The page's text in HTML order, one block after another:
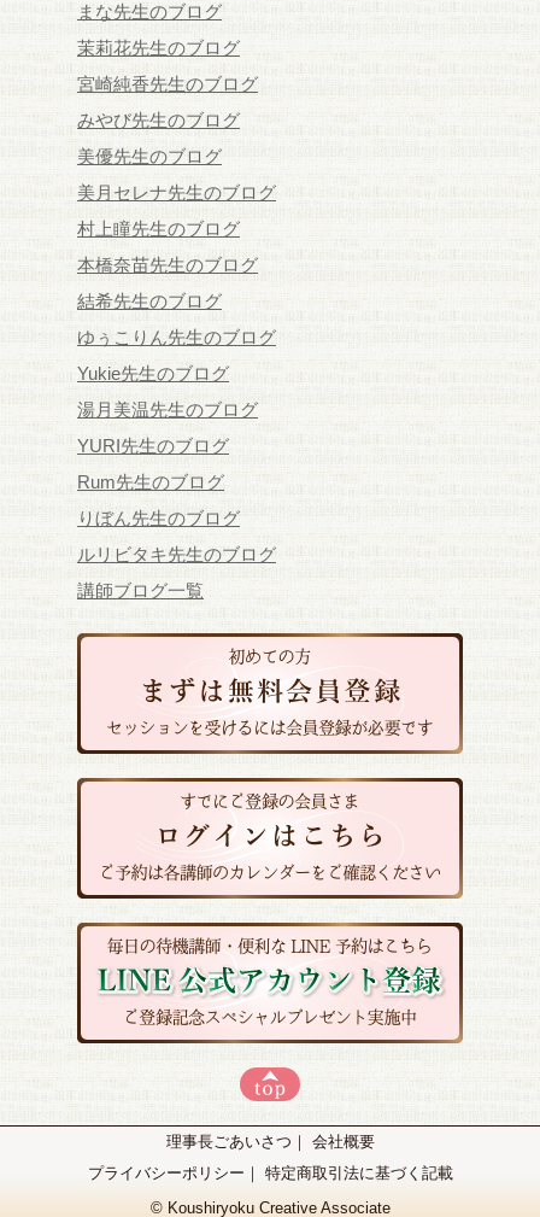
まな先生のブログ
茉莉花先生のブログ
宮崎純香先生のブログ
みやび先生のブログ
美優先生のブログ
美月セレナ先生のブログ
村上瞳先生のブログ
本橋奈苗先生のブログ
結希先生のブログ
ゆぅこりん先生のブログ
Yukie先生のブログ
湯月美温先生のブログ
YURI先生のブログ
Rum先生のブログ
りぼん先生のブログ
ルリビタキ先生のブログ
講師ブログ一覧
理事長ごあいさつ ｜ 会社概要
プライバシーポリシー ｜ 特定商取引法に基づく記載
© Koushiryoku Creative Associate